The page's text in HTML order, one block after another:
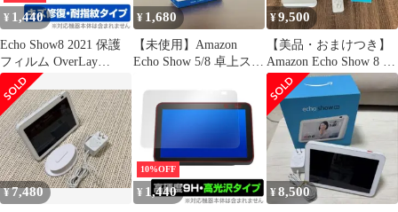
¥ 1,440
Echo Show8 2021 保護
フィルム OverLay
Magic for Amazon Echo
Show 8 第2世代 2021年
モデル キズ修復 耐指紋
防指紋 コーティング
¥ 1,680
【未使用】Amazon
Echo Show 5/8 卓上スタ
¥9,500
【美品・おまけつき】
Amazon Echo Show 8 第
二世代
¥7,480
10%OFF
¥ 1,440 ¥8,500